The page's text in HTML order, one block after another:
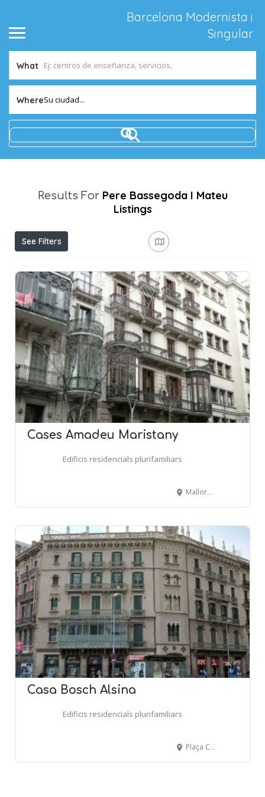
Barcelona Modernista i
Singular
What
WhereSu ciudad...
Results For Pere Bassegoda I Mateu
Listings
See Filters
Cases Amadeu Maristany
Edificis residencials plurifamiliars
Mallorca, 273-275 - BARCELONA
Casa Bosch Alsina
Edificis residencials plurifamiliars
Plaça Catalunya, 8 - Ronda Universitat, 24 - BARCELONA